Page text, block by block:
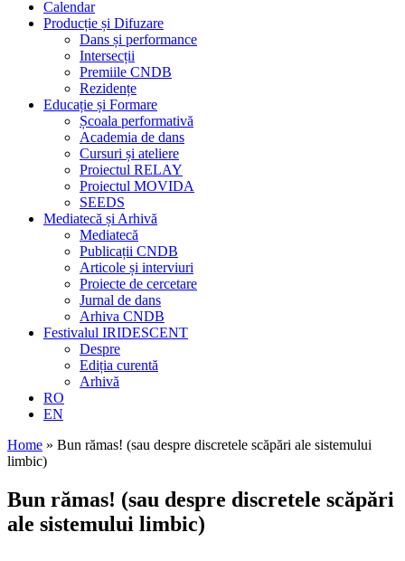
Calendar
Producție și Difuzare
Dans și performance
Intersecții
Premiile CNDB
Rezidențe
Educație și Formare
Școala performativă
Academia de dans
Cursuri și ateliere
Proiectul RELAY
Proiectul MOVIDA
SEEDS
Mediatecă și Arhivă
Mediatecă
Publicații CNDB
Articole și interviuri
Proiecte de cercetare
Jurnal de dans
Arhiva CNDB
Festivalul IRIDESCENT
Despre
Ediția curentă
Arhivă
RO
EN
Home » Bun rămas! (sau despre discretele scăpări ale sistemului
limbic)
Bun rămas! (sau despre discretele scăpări
ale sistemului limbic)